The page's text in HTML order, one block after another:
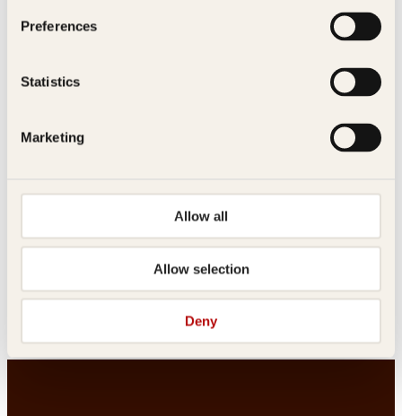
Preferences
Statistics
Marketing
Allow all
Allow selection
Deny
Alle har en
"Historiesamleren".
jungeltelegraf til å gå varm,
bestselgerfenomen. Nå er